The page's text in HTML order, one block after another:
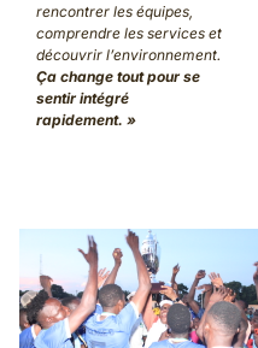
rencontrer les équipes,
comprendre les services et
découvrir l’environnement.
Ça change tout pour se
sentir intégré
rapidement. »